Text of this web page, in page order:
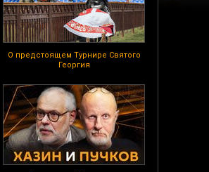
О предстоящем Турнире Святого
Георгия